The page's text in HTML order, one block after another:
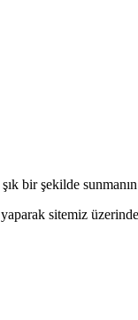
bir şekilde
sitemiz